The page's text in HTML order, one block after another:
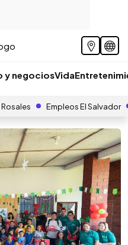
y negociosVida
Empleos El Salvador